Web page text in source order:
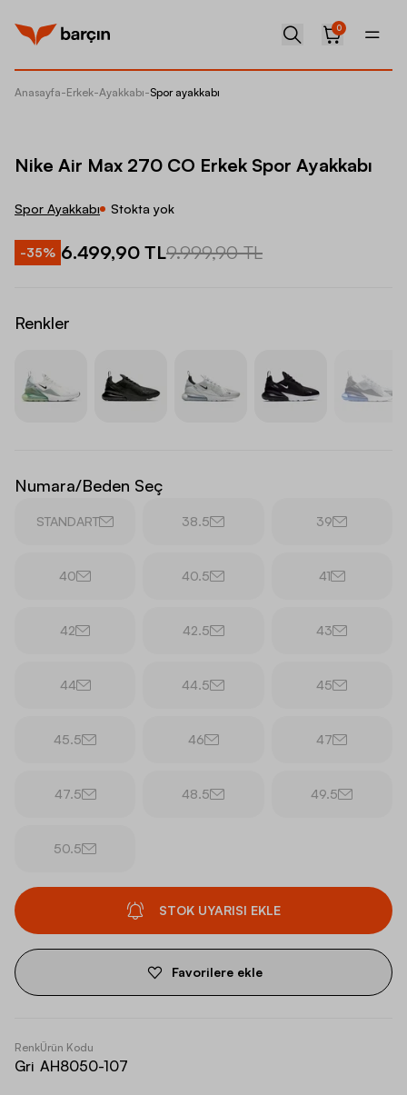
0
Anasayfa-Erkek-Ayakkabı-Spor ayakkabı
Nike Air Max 270 CO Erkek Spor Ayakkabı
Spor Ayakkabı Stokta yok
-35% 6.499,90 TL9.999,90 TL
Renkler
Numara/Beden Seç
STANDART 38.5 39
40 40.5 41
42 42.5 43
44 44.5 45
45.5 46 47
47.5 48.5 49.5
50.5
STOK UYARISI EKLE
Favorilere ekle
Renk
Gri
Ürün Kodu
AH8050-107